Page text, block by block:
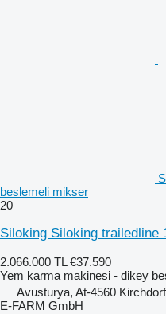
beslemeli mikser
20
Siloking Siloking trailedline
2.066.000 TL €37.590
Yem karma makinesi - dikey
Avusturya, At-4560 Kirchdorf
E-FARM GmbH